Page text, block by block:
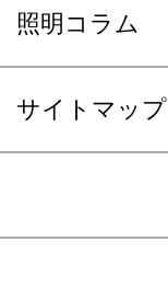
照明コラム
サイトマップ